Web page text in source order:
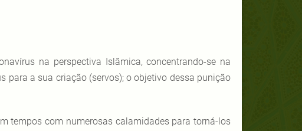
na perspectiva Islâmica, concentrando-se na
para a sua criação (servos); o objetivo dessa punição
tempos com numerosas calamidades para torná-los